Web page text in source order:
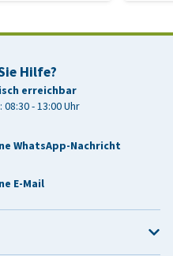
Hilfe?
erreichbar
- 13:00 Uhr
WhatsApp-Nachricht
E-Mail